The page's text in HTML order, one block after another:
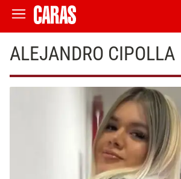
ALEJANDRO CIPOLLA